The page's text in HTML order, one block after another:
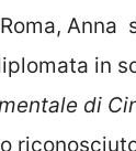
Anna
in
di